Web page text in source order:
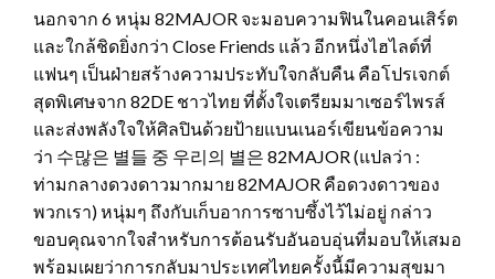
นอกจาก 6 หนุ่ม 82MAJOR จะมอบความฟินในคอนเสิร์ต
และใกล้ชิดยิ่งกว่า Close Friends แล้ว อีกหนึ่งไฮไลต์ที่
แฟนๆ เป็นฝ่ายสร้างความประทับใจกลับคืน คือโปรเจกต์
สุดพิเศษจาก 82DE ชาวไทย ที่ตั้งใจเตรียมมาเซอร์ไพรส์
และส่งพลังใจให้ศิลปินด้วยป้ายแบนเนอร์เขียนข้อความ
ว่า 수많은 별들 중 우리의 별은 82MAJOR (แปลว่า :
ท่ามกลางดวงดาวมากมาย 82MAJOR คือดวงดาวของ
พวกเรา) หนุ่มๆ ถึงกับเก็บอาการซาบซึ้งไว้ไม่อยู่ กล่าว
ขอบคุณจากใจสำหรับการต้อนรับอันอบอุ่นที่มอบให้เสมอ
พร้อมเผยว่าการกลับมาประเทศไทยครั้งนี้มีความสุขมา